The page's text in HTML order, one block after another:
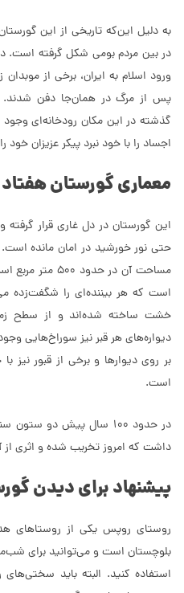
به دلیل این‌که تاریخی از این
در بین مردم بومی شکل گرفته
ورود اسلام به ایران، برخی از
پس از مرگ در همان‌جا دفن شدند.
گذشته در این مکان رودخانه‌ای
اجساد را با خود نبرد پیکر عزیزان
معماری گورستان هفتاد
این گورستان در دل غاری قرار گرفته
حتی نور خورشید در امان مانده
مساحت آن در
است که هر بیننده‌ای را شگفت‌زده
خشت ساخته شده‌اند و از سطح
دیواره‌های هر قبر نیز سوراخ‌هایی
بر روی دیوارها و برخی از قبور نیز
است.
در حدود 100 سال پیش دو
داشت که امروز تخریب شده و اثری از
پیشنهاد برای دیدن
روستای روپس یکی از روستاهای
بلوچستان است و می‌توانید برای
استفاده کنید. البته باید